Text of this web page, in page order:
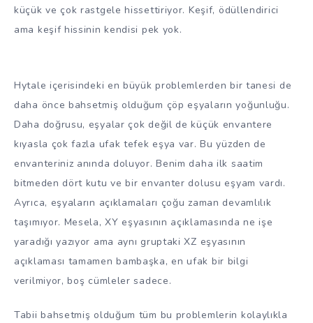
küçük ve çok rastgele hissettiriyor. Keşif, ödüllendirici
ama keşif hissinin kendisi pek yok.
Hytale içerisindeki en büyük problemlerden bir tanesi de
daha önce bahsetmiş olduğum çöp eşyaların yoğunluğu.
Daha doğrusu, eşyalar çok değil de küçük envantere
kıyasla çok fazla ufak tefek eşya var. Bu yüzden de
envanteriniz anında doluyor. Benim daha ilk saatim
bitmeden dört kutu ve bir envanter dolusu eşyam vardı.
Ayrıca, eşyaların açıklamaları çoğu zaman devamlılık
taşımıyor. Mesela, XY eşyasının açıklamasında ne işe
yaradığı yazıyor ama aynı gruptaki XZ eşyasının
açıklaması tamamen bambaşka, en ufak bir bilgi
verilmiyor, boş cümleler sadece.
Tabii bahsetmiş olduğum tüm bu problemlerin kolaylıkla